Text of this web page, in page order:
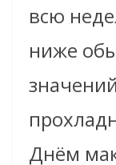
всю
ниже
Днём